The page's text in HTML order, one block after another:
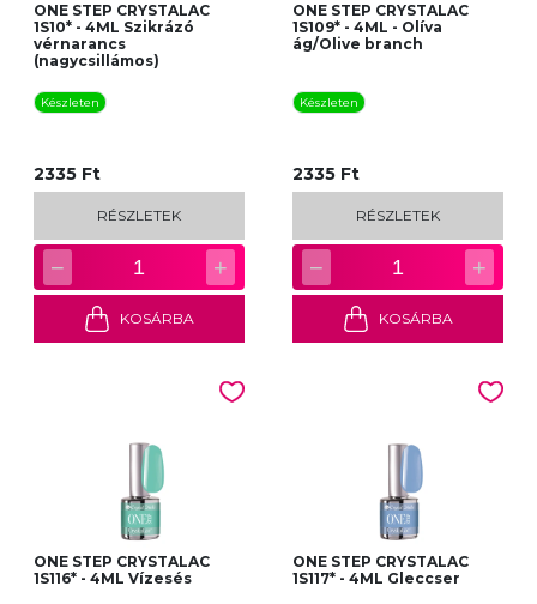
ONE STEP CRYSTALAC
1S10* - 4ML Szikrázó
vérnarancs
(nagycsillámos)
Készleten
2335 Ft
RÉSZLETEK
− 1 +
KOSÁRBA
ONE STEP CRYSTALAC
1S109* - 4ML - Olíva
ág/Olive branch
Készleten
2335 Ft
RÉSZLETEK
− 1 +
KOSÁRBA
ONE STEP CRYSTALAC
1S116* - 4ML Vízesés
ONE STEP CRYSTALAC
1S117* - 4ML Gleccser